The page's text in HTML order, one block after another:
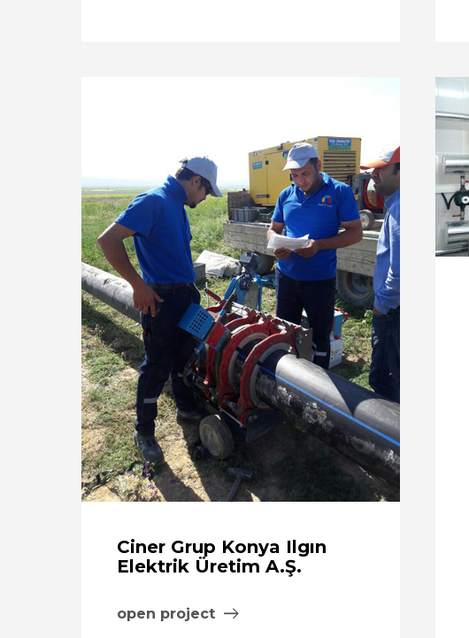
Ciner Grup Konya Ilgın
Elektrik Üretim A.Ş.
open project